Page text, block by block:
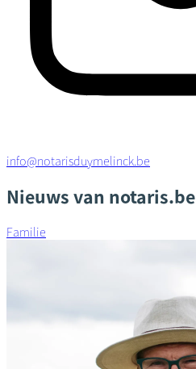
info@notarisduymelinck.be
Nieuws van notaris.be
Familie